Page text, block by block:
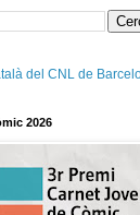
del CNL de
2026